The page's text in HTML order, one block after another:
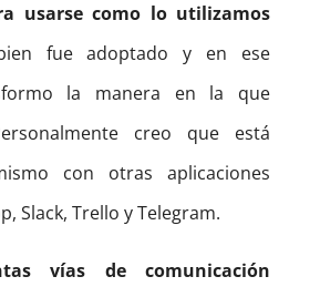
usarse como lo utilizamos
fue adoptado y en ese
la manera en la que
creo que está
con otras aplicaciones
Slack, Trello y Telegram.
vías de comunicación